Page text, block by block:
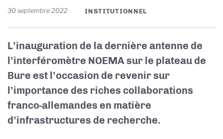
30 septembre 2022 INSTITUTIONNEL
L’inauguration de la dernière antenne de
l’interféromètre NOEMA sur le plateau de
Bure est l’occasion de revenir sur
l’importance des riches collaborations
franco-allemandes en matière
d’infrastructures de recherche.